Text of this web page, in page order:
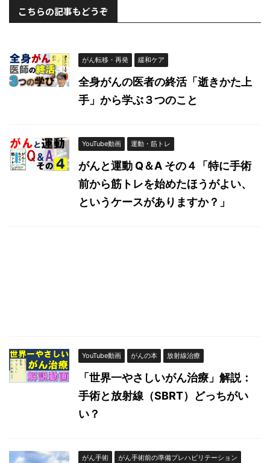
こちらの記事もどうぞ
がん転移・再発 緩和ケア
全身がんの医者の終活「逝きかた上
手」から学ぶ３つのこと
YouTube動画 運動・筋トレ
がんと運動 Q＆A その４「特に手術
前から筋トレを始めたほうがよい、
というケースがありますか？」
YouTube動画 がんの本 放射線治療
「世界一やさしいがん治療」解説：
手術と放射線（SBRT）どっちがい
い？
がん手術
がん手術前の準備プレハビリテーション